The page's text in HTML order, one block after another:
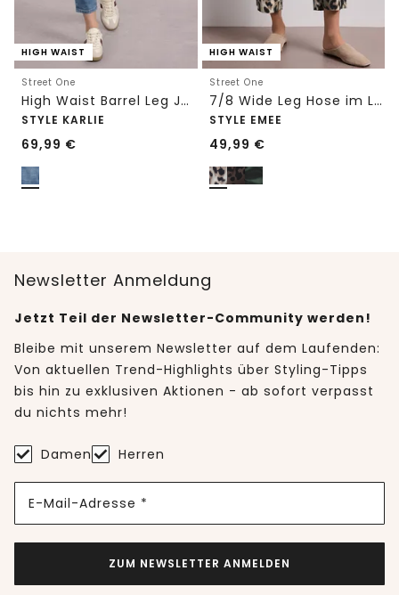
HIGH WAIST
Street One
High Waist Barrel Leg Jeans im Loose Fit
STYLE KARLIE
69,99 €
HIGH WAIST
Street One
7/8 Wide Leg Hose im Loose Fit mit Print
STYLE EMEE
49,99 €
Newsletter Anmeldung
Jetzt Teil der Newsletter-Community werden!
Bleibe mit unserem Newsletter auf dem Laufenden:
Von aktuellen Trend-Highlights über Styling-Tipps
bis hin zu exklusiven Aktionen - ab sofort verpasst
du nichts mehr!
Damen Herren
E-Mail-Adresse *
ZUM NEWSLETTER ANMELDEN